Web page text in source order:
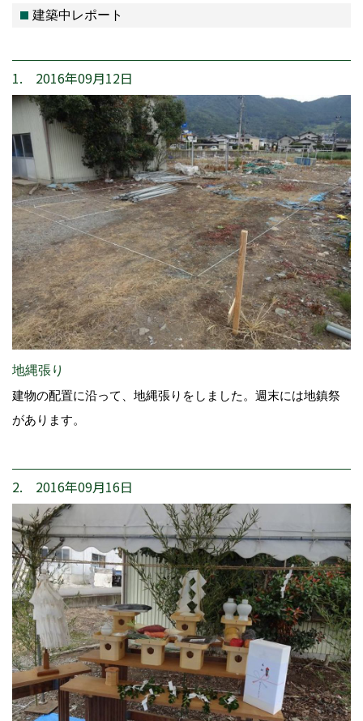
建築中レポート
1. 2016年09月12日
地縄張り
建物の配置に沿って、地縄張りをしました。週末には地鎮祭
があります。
2. 2016年09月16日